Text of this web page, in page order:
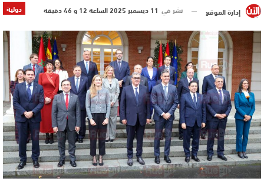
دولية إدارة الموقع نشر في 11 ديسمبر 2025 الساعة 12 و 46 دقيقة